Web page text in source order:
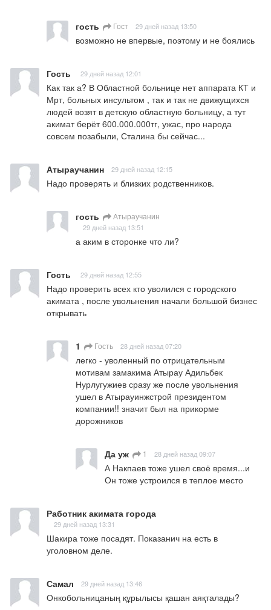
гость Гост 29 дней назад 13:50
возможно не впервые, поэтому и не боялись
Гость 29 дней назад 12:01
Как так а? В Областной больнице нет аппарата КТ и
Мрт, больных инсультом , так и так не движущихся
людей возят в детскую областную больницу, а тут
акимат берёт 600.000.000тг, ужас, про народа
совсем позабыли, Сталина бы сейчас...
Атыраучанин 29 дней назад 12:15
Надо проверять и близких родственников.
гость Атыраучанин
29 дней назад 13:51
а аким в сторонке что ли?
Гость 29 дней назад 12:55
Надо проверить всех кто уволился с городского
акимата , после увольнения начали большой бизнес
открывать
1 Гость 28 дней назад 07:20
легко - уволенный по отрицательным
мотивам замакима Атырау Адильбек
Нурлугужиев сразу же после увольнения
ушел в Атырауинжстрой президентом
компании!! значит был на прикорме
дорожников
Да уж 1 28 дней назад 09:07
А Накпаев тоже ушел своё время...и
Он тоже устроился в теплое место
Работник акимата города
29 дней назад 13:31
Шакира тоже посадят. Показанич на есть в
уголовном деле.
Самал 29 дней назад 13:46
Онкобольницаның құрылысы қашан аяқталады?